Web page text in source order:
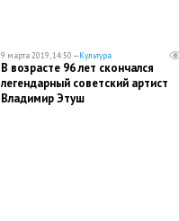
9 марта 2019, 14:50 —Культура
В возрасте 96 лет скончался
легендарный советский артист
Владимир Этуш